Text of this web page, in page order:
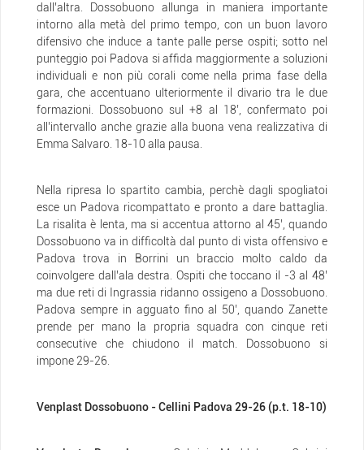
dall’altra. Dossobuono allunga in maniera importante
intorno alla metà del primo tempo, con un buon lavoro
difensivo che induce a tante palle perse ospiti; sotto nel
punteggio poi Padova si affida maggiormente a soluzioni
individuali e non più corali come nella prima fase della
gara, che accentuano ulteriormente il divario tra le due
formazioni. Dossobuono sul +8 al 18’, confermato poi
all’intervallo anche grazie alla buona vena realizzativa di
Emma Salvaro. 18-10 alla pausa.
Nella ripresa lo spartito cambia, perchè dagli spogliatoi
esce un Padova ricompattato e pronto a dare battaglia.
La risalita è lenta, ma si accentua attorno al 45’, quando
Dossobuono va in difficoltà dal punto di vista offensivo e
Padova trova in Borrini un braccio molto caldo da
coinvolgere dall’ala destra. Ospiti che toccano il -3 al 48’
ma due reti di Ingrassia ridanno ossigeno a Dossobuono.
Padova sempre in agguato fino al 50’, quando Zanette
prende per mano la propria squadra con cinque reti
consecutive che chiudono il match. Dossobuono si
impone 29-26.
Venplast Dossobuono - Cellini Padova 29-26 (p.t. 18-10)